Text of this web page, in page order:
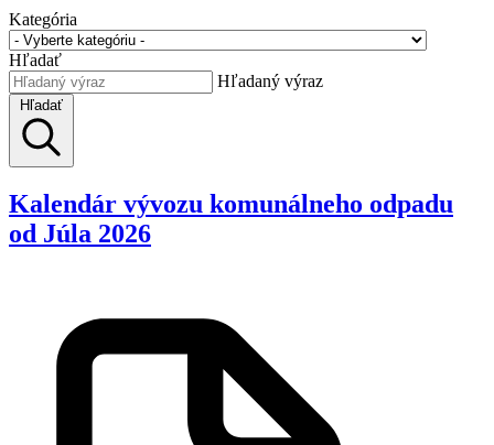
Kategória
Hľadať
Hľadaný výraz
Hľadať
Kalendár vývozu komunálneho odpadu
od Júla 2026